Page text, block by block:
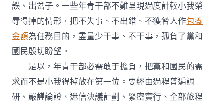
誤、出岔子。一些年青干部不難呈現過度計較小我榮
辱得掉的情形，把不失事、不出錯、不獲咎人作包養
金額為任務目的，盡量少干事、不干事，孤負了黨和
國民殷切盼望。
是以，年青干部必需敢于擔負，把黨和國民的需
求而不是小我得掉放在第一位。要經由過程普遍調
研、嚴謹論證、迷信決議計劃、緊密實行、全部旅程